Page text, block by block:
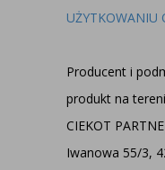
UŻYTKOWANIU
Producent i
produkt na
CIEKOT
Iwanowa 55/3,